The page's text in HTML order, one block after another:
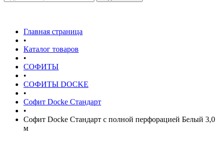
Главная страница
•
Каталог товаров
•
СОФИТЫ
•
СОФИТЫ DOCKE
•
Софит Docke Стандарт
•
Софит Docke Стандарт с полной перфорацией Белый 3,0
м